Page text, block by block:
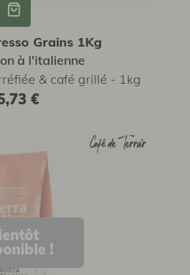
Grains 1Kg
à l'italienne
& café grillé - 1kg
€
Café de Terroir
!
Café de Terroir